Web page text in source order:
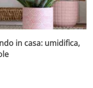
in casa: umidifica,